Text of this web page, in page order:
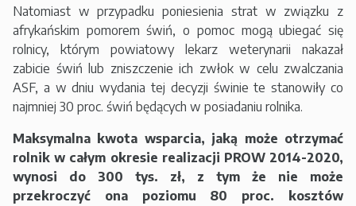
Natomiast w przypadku poniesienia strat w związku z
afrykańskim pomorem świń, o pomoc mogą ubiegać się
rolnicy, którym powiatowy lekarz weterynarii nakazał
zabicie świń lub zniszczenie ich zwłok w celu zwalczania
ASF, a w dniu wydania tej decyzji świnie te stanowiły co
najmniej 30 proc. świń będących w posiadaniu rolnika.
Maksymalna kwota wsparcia, jaką może otrzymać
rolnik w całym okresie realizacji PROW 2014-2020,
wynosi do 300 tys. zł, z tym że nie może
przekroczyć ona poziomu 80 proc. kosztów